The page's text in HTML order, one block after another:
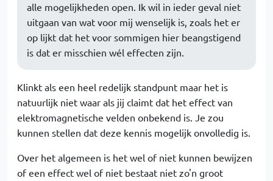
alle mogelijkheden open. Ik wil in ieder geval niet
uitgaan van wat voor mij wenselijk is, zoals het er
op lijkt dat het voor sommigen hier beangstigend
is dat er misschien wél effecten zijn.
Klinkt als een heel redelijk standpunt maar het is
natuurlijk niet waar als jij claimt dat het effect van
elektromagnetische velden onbekend is. Je zou
kunnen stellen dat deze kennis mogelijk onvolledig is.
Over het algemeen is het wel of niet kunnen bewijzen
of een effect wel of niet bestaat niet zo'n groot